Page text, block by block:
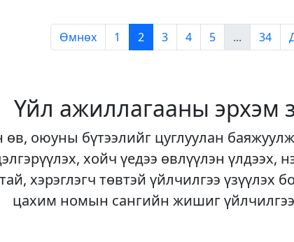
Өмнөх 1 2 3 4 5 ... 34
Үйл ажиллагааны эрхэм
оюуны бүтээлийг цуглуулан
хойч үедээ өвлүүлэн үлдээх,
хэрэглэгч төвтэй үйлчилгээ үзүүлэх
цахим номын сангийн жишиг үйлчилгээ